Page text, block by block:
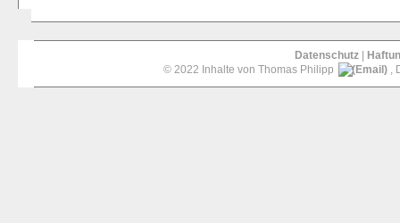
Datenschutz
© 2022 Inhalte von Thomas Philipp
,